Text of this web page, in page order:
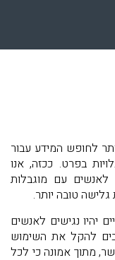
לחופש המידע עבור
בפרט. ככזה, אנו
עם מוגבלות
טובה יותר.
יהיו נגישים לאנשים
להקל את השימוש
מתוך אמונה כי לכל